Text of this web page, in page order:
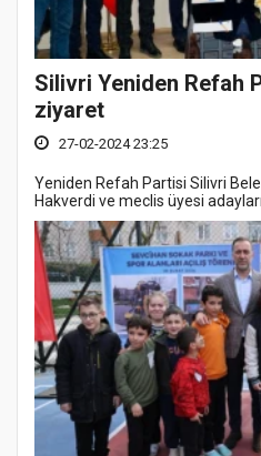
Silivri Yeniden Refah
ziyaret
27-02-2024 23:25
Yeniden Refah Partisi Silivri
Hakverdi ve meclis üyesi